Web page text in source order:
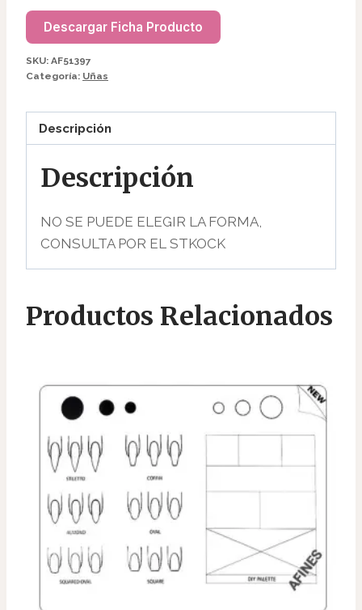
P/UÑAS
(COLORES
SURTIDOS)
cantidad
Descargar Ficha Producto
SKU: AF51397
Categoría: Uñas
Descripción
Descripción
NO SE PUEDE ELEGIR LA FORMA,
CONSULTA POR EL STKOCK
Productos Relacionados